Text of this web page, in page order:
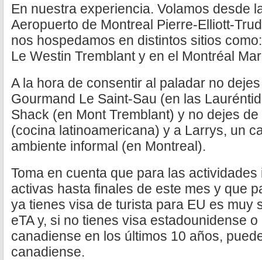
En nuestra experiencia. Volamos desde
Aeropuerto de Montreal Pierre-Elliott-
nos hospedamos en distintos sitios
Le Westin Tremblant y en el Montréal
A la hora de consentir al paladar no
Gourmand Le Saint-Sau (en las
Shack (en Mont Tremblant) y no dejes
(cocina latinoamericana) y a Larrys, un
ambiente informal (en Montreal).
Toma en cuenta que para las
activas hasta finales de este mes y que
ya tienes visa de turista para EU es muy
eTA y, si no tienes visa estadounidense
canadiense en los últimos 10 años,
canadiense.